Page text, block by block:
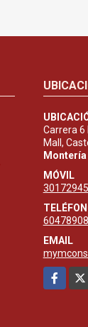
Carrera 6
Mall,
MÓVIL
EMAIL
Facebook